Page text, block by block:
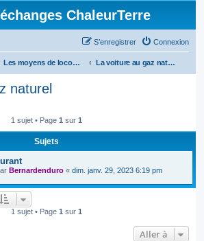
ChaleurTerre
Connexion
S’enregistrer
Les moyens de locomotion alternatifs La voiture au gaz naturel
naturel
1 sujet • Page 1 sur 1
Sujets
Bernardenduro « dim. janv. 29, 2023 6:19 pm
1 sujet • Page 1 sur 1
Aller à